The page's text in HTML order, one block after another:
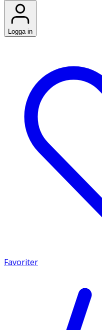
Logga in
Favoriter